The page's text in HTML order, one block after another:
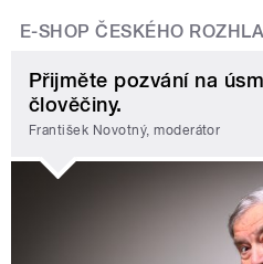
E-SHOP ČESKÉHO
Přijměte pozvání na
člověčiny.
František Novotný, moderátor